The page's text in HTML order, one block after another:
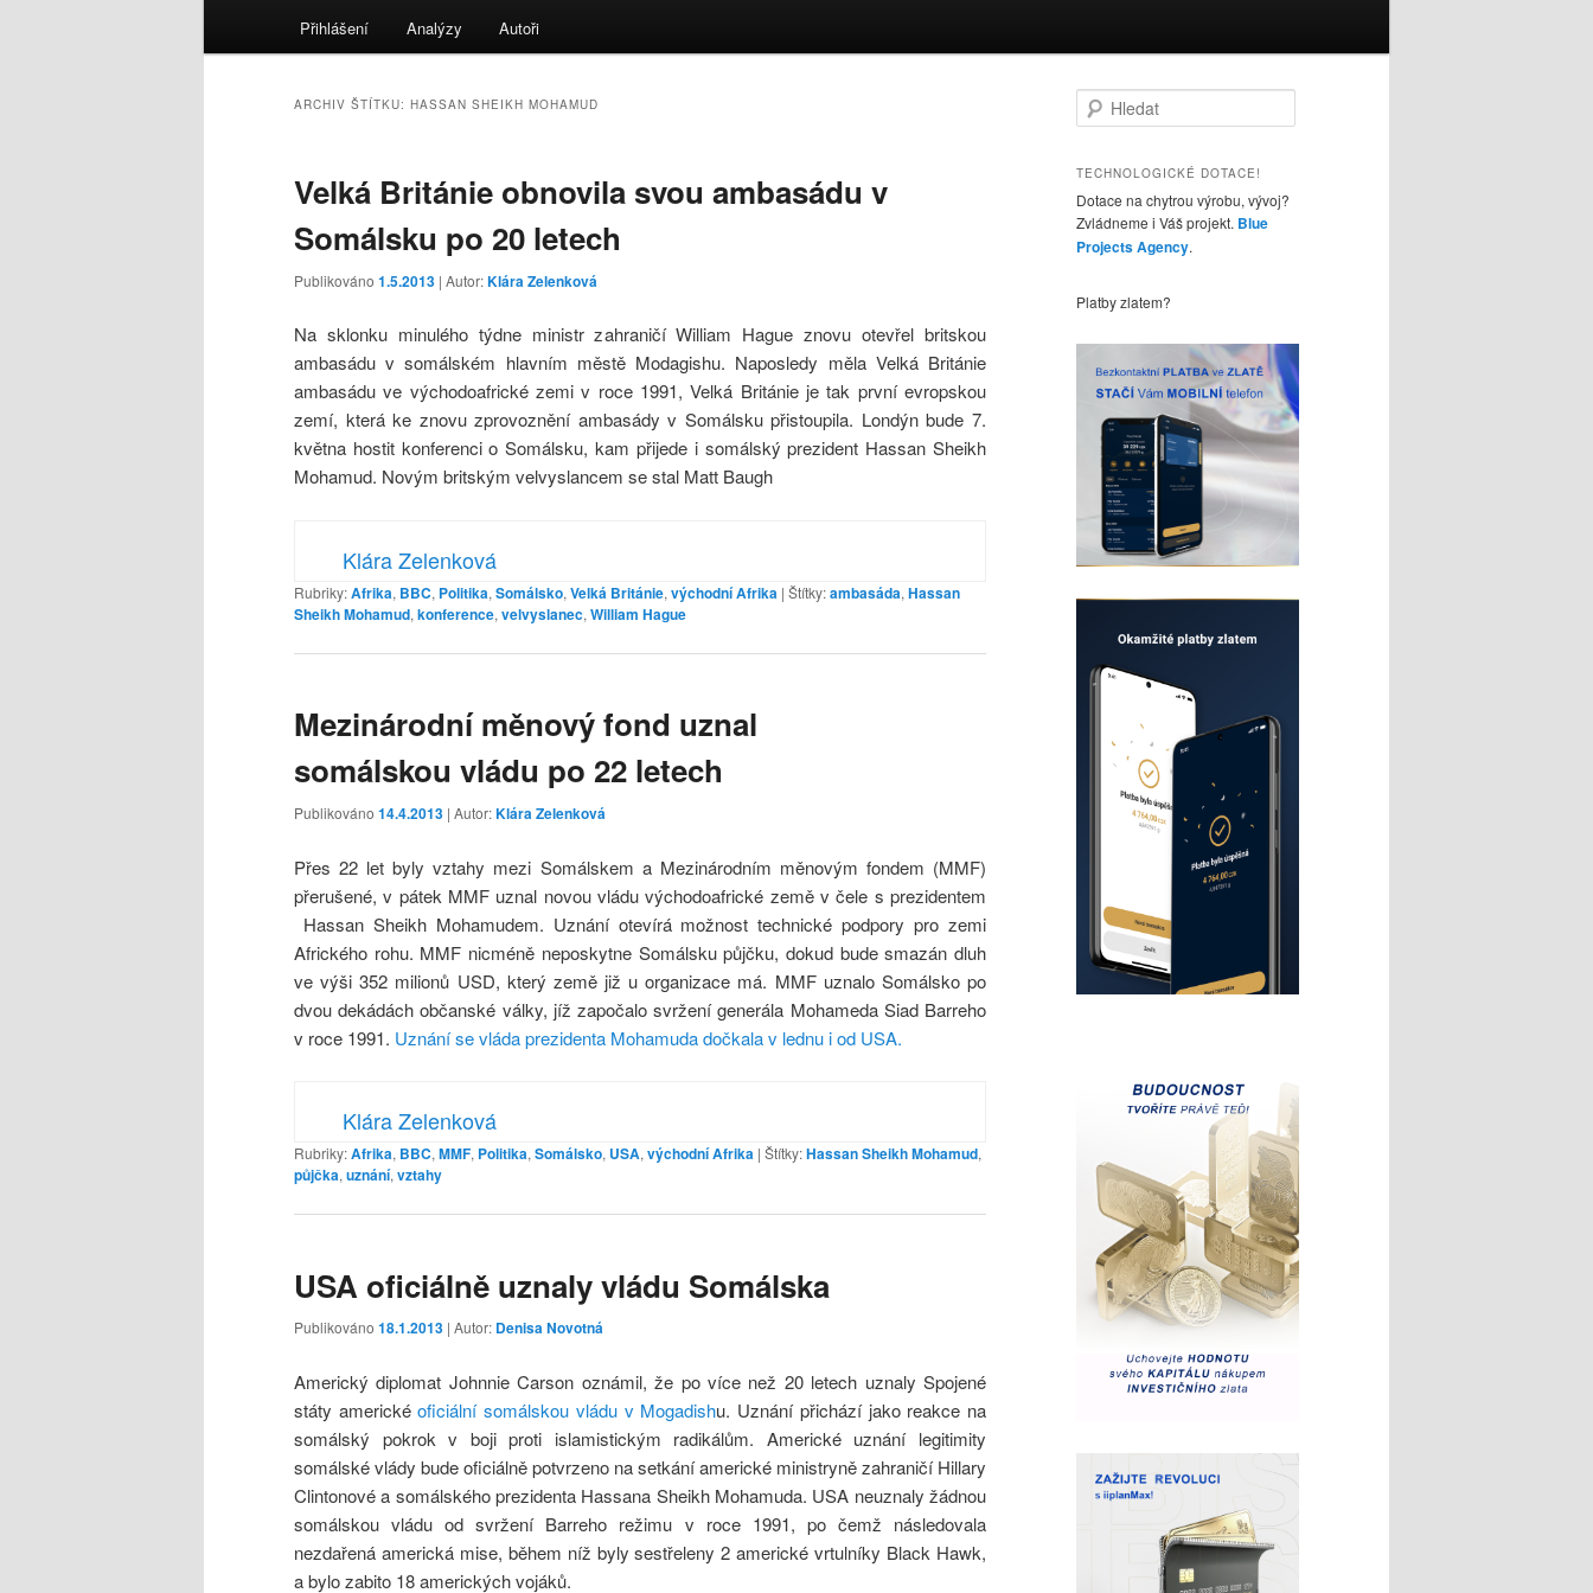
Přihlášení Analýzy Autoři
ARCHIV ŠTÍTKU: HASSAN SHEIKH MOHAMUD
Velká Británie obnovila svou ambasádu v
Somálsku po 20 letech
Publikováno 1.5.2013 | Autor:Klára Zelenková
Na sklonku minulého týdne ministr zahraničí William Hague znovu otevřel britskou
ambasádu v somálském hlavním městě Modagishu. Naposledy měla Velká Británie
ambasádu ve východoafrické zemi v roce 1991, Velká Británie je tak první evropskou
zemí, která ke znovu zprovoznění ambasády v Somálsku přistoupila. Londýn bude 7.
května hostit konferenci o Somálsku, kam přijede i somálský prezident Hassan Sheikh
Mohamud. Novým britským velvyslancem se stal Matt Baugh
Klára Zelenková
Rubriky:Afrika, BBC, Politika, Somálsko, Velká Británie, východní Afrika | Štítky:ambasáda, Hassan
Sheikh Mohamud, konference, velvyslanec, William Hague
Mezinárodní měnový fond uznal
somálskou vládu po 22 letech
Publikováno 14.4.2013 | Autor:Klára Zelenková
Přes 22 let byly vztahy mezi Somálskem a Mezinárodním měnovým fondem (MMF)
přerušené, v pátek MMF uznal novou vládu východoafrické země v čele s prezidentem
Hassan Sheikh Mohamudem. Uznání otevírá možnost technické podpory pro zemi
Afrického rohu. MMF nicméně neposkytne Somálsku půjčku, dokud bude smazán dluh
ve výši 352 milionů USD, který země již u organizace má. MMF uznalo Somálsko po
dvou dekádách občanské války, jíž započalo svržení generála Mohameda Siad Barreho
v roce 1991. Uznání se vláda prezidenta Mohamuda dočkala v lednu i od USA.
Klára Zelenková
Rubriky:Afrika, BBC, MMF, Politika, Somálsko, USA, východní Afrika | Štítky:Hassan Sheikh Mohamud,
půjčka, uznání, vztahy
USA oficiálně uznaly vládu Somálska
Publikováno 18.1.2013 | Autor: Denisa Novotná
Americký diplomat Johnnie Carson oznámil, že po více než 20 letech uznaly Spojené
státy americkéoficiální somálskou vládu v Mogadishu. Uznání přichází jako reakce na
somálský pokrok v boji proti islamistickým radikálům. Americké uznání legitimity
somálské vlády bude oficiálně potvrzeno na setkání americké ministryně zahraničí Hillary
Clintonové a somálského prezidenta Hassana Sheikh Mohamuda. USA neuznaly žádnou
somálskou vládu od svržení Barreho režimu v roce 1991, po čemž následovala
nezdařená americká mise, během níž byly sestřeleny 2 americké vrtulníky Black Hawk,
a bylo zabito 18 amerických vojáků.
l
d
t
TECHNOLOGICKÉ DOTACE!
Dotace na chytrou výrobu, vývoj?
Zvládneme i Váš projekt. Blue
Projects Agency.
Platby zlatem?